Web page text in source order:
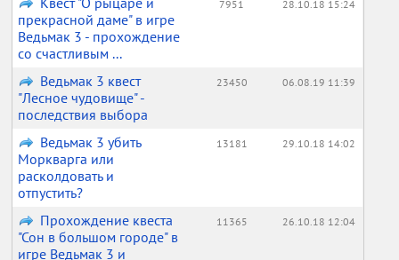
прекрасной даме" в игре
Ведьмак 3 - прохождение
со счастливым ...
7951 28.10.18 15:24
Ведьмак 3 квест
"Лесное чудовище" -
последствия выбора
23450 06.08.19 11:39
Ведьмак 3 убить
Моркварга или
расколдовать и
отпустить?
13181 29.10.18 14:02
Прохождение квеста
"Сон в большом городе" в
игре Ведьмак 3 и
11365 26.10.18 12:04